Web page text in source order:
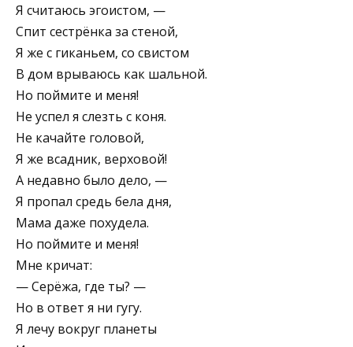
Я считаюсь эгоистом, —
Спит сестрёнка за стеной,
Я же с гиканьем, со свистом
В дом врываюсь как шальной.
Но поймите и меня!
Не успел я слезть с коня.
Не качайте головой,
Я же всадник, верховой!
А недавно было дело, —
Я пропал средь бела дня,
Мама даже похудела.
Но поймите и меня!
Мне кричат:
— Серёжа, где ты? —
Но в ответ я ни гугу.
Я лечу вокруг планеты